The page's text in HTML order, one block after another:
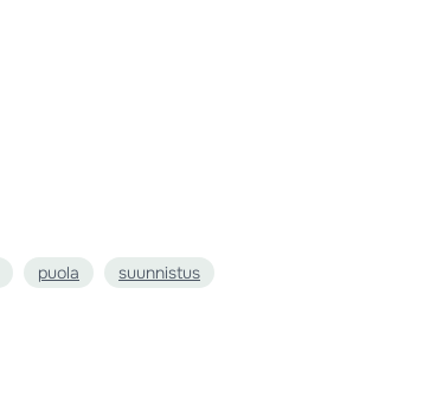
puola suunnistus